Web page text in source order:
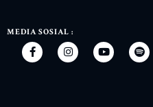
MEDIA SOSIAL :